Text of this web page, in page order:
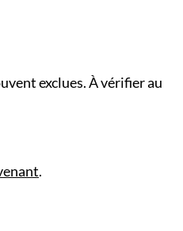
exclues. À vérifier au
.